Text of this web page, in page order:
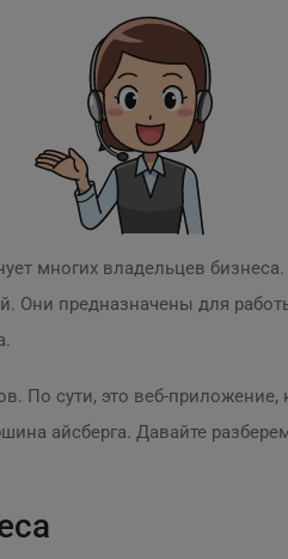
многих владельцев
Они предназначены для
По сути, это веб-приложение,
айсберга. Давайте